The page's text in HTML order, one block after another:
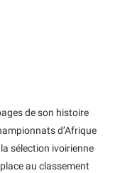
de son histoire
d’Afrique
sélection ivoirienne
au classement